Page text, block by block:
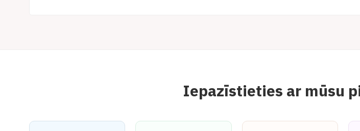
Iepazīstieties ar mūsu